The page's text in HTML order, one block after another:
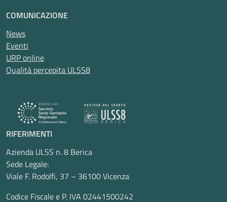
COMUNICAZIONE
News
Eventi
URP online
Qualità percepita ULSS8
RIFERIMENTI
Azienda ULSS n. 8 Berica
Sede Legale:
Viale F. Rodolfi, 37 – 36100 Vicenza
Codice Fiscale e P. IVA 02441500242